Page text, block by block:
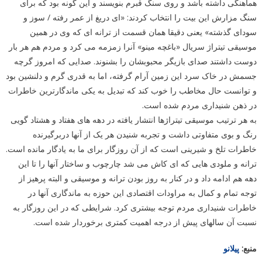
هماهنگی داشته باشد و روی سنگ قبرم بنویسند و این گونه بود که برای
سنگ مزارش این بیت را انتخاب کردند: «ای دریغ از عمر رفته / سوز و
سودای گذشته» یعنی دقیقا همان قسمت از ترانه ای که وی در همین
موسیقی تیتراژ سریال «باغچه مینو» آنرا زمزمه می کرد و مردم هم هر بار
دوست داشتند صدای بازیگر محبوبشان را بشنوند. صدایی که امروز گرچه
جسمش در خاک سرد این زمین آرام گرفته، اما به قدری گرم و دلنشین بود
و توانست حال مخاطب را خوب کند که تبدیل به یکی ماندگارترین خاطرات
در ذهن شنیداری مردم شده است.
به هر ترتیب موسیقی تیتراژها انتشار یافته در دهه های هفتاد و هشتاد گویی
رنگ و بوی متفاوتی داشت و تجربه شنیدن هر یک از آنها دربرگیرنده
خاطرات تلخ و شیرینی است که از آن روزگار برای ما به یادگار مانده است.
ترانه و ملودی هایی که ای کاش می شد چارچوب و ساختار آنها را تا این
دهه هم ادامه داد و در کنار به روز بودن ترانه و موسیقی و البته پرهیز از
توجه تمام و کمال به مراودات اقتصادی این حوزه به ماندگاری آنها در
خاطرات شنیداری مردم توجه بیشتری کرد. شرایطی که در این روزگار به
نسبت آن سالهای پیش از درجه اهمیت کمتری برخوردار شده است.
منبع: پیلانو